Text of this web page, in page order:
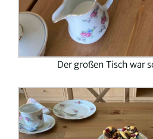
Der großen Tisch war